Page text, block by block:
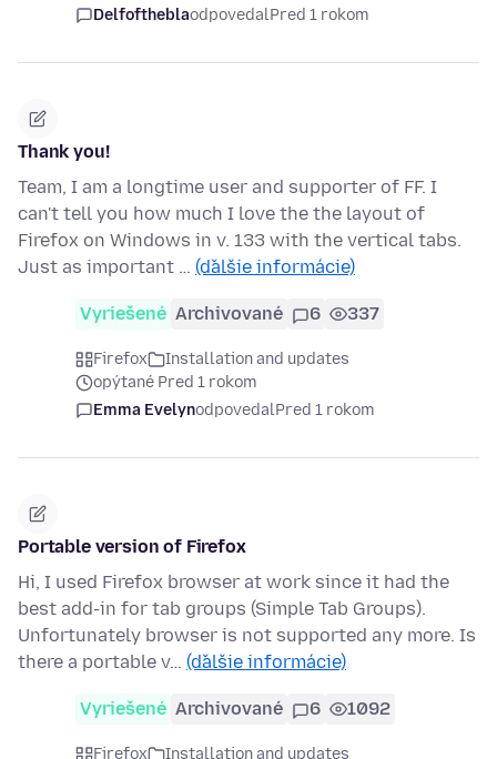
DelfoftheblaodpovedalPred 1 rokom
Thank you!
Team, I am a longtime user and supporter of FF. I
can't tell you how much I love the the layout of
Firefox on Windows in v. 133 with the vertical tabs.
Just as important … (ďalšie informácie)
Vyriešené Archivované 6 337
Firefox
Installation and updates
opýtané Pred 1 rokom
Emma EvelynodpovedalPred 1 rokom
Portable version of Firefox
Hi, I used Firefox browser at work since it had the
best add-in for tab groups (Simple Tab Groups).
Unfortunately browser is not supported any more. Is
there a portable v… (ďalšie informácie)
Vyriešené Archivované 6 1092
Firefox
Installation and updates